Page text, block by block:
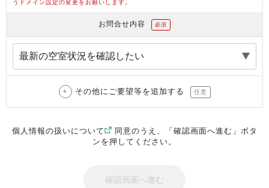
うドメイン設定の変更をお願いします。
お問合せ内容 必須
その他にご要望等を追加する 任意
個人情報の扱いについて
同意のうえ、「確認画面へ進む」ボタ
ンを押してください。